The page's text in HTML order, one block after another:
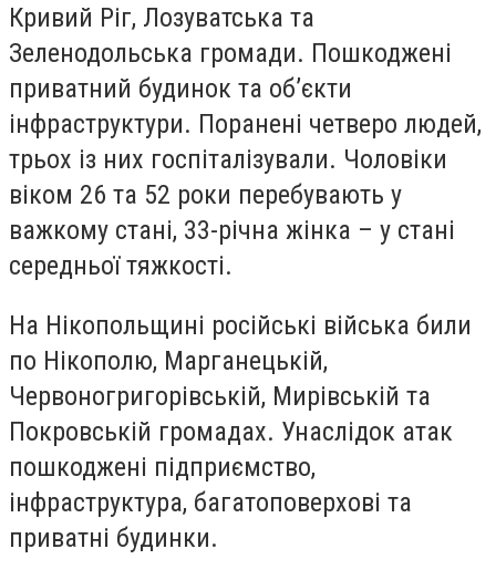
Кривий Ріг, Лозуватська та
Зеленодольська громади. Пошкоджені
приватний будинок та об’єкти
інфраструктури. Поранені четверо людей,
трьох із них госпіталізували. Чоловіки
віком 26 та 52 роки перебувають у
важкому стані, 33-річна жінка – у стані
середньої тяжкості.
На Нікопольщині російські війська били
по Нікополю, Марганецькій,
Червоногригорівській, Мирівській та
Покровській громадах. Унаслідок атак
пошкоджені підприємство,
інфраструктура, багатоповерхові та
приватні будинки.